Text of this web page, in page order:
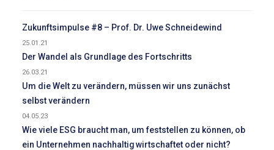
Zukunftsimpulse #8 – Prof. Dr. Uwe Schneidewind
25.01.21
Der Wandel als Grundlage des Fortschritts
26.03.21
Um die Welt zu verändern, müssen wir uns zunächst
selbst verändern
04.05.23
Wie viele ESG braucht man, um feststellen zu können, ob
ein Unternehmen nachhaltig wirtschaftet oder nicht?